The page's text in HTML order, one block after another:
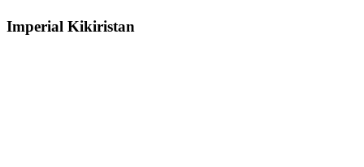
Imperial Kikiristan